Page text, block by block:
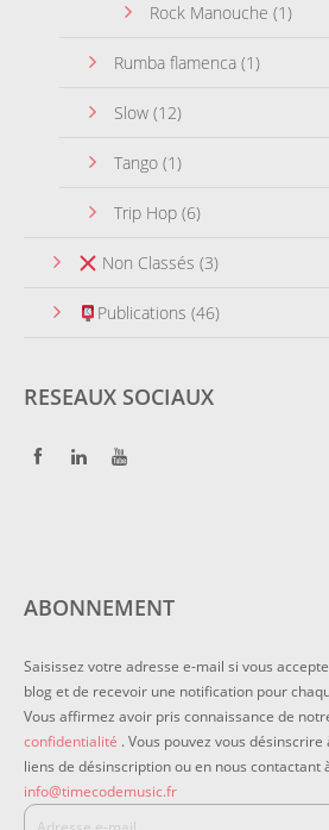
Rock Manouche (1)
Rumba flamenca (1)
Slow (12)
Tango (1)
Trip Hop (6)
Non Classés (3)
Publications (46)
RESEAUX SOCIAUX
ABONNEMENT
Saisissez votre adresse e-mail si vous
blog et de recevoir une notification pour
Vous affirmez avoir pris connaissance de
confidentialité . Vous pouvez vous
liens de désinscription ou en nous contactant
info@timecodemusic.fr